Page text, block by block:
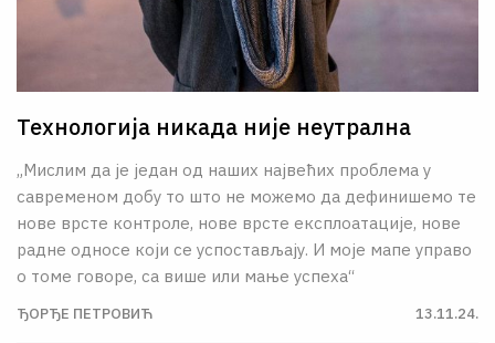
Технологија никада није неутрална
„Мислим да је један од наших највећих проблема у
савременом добу то што не можемо да дефинишемо те
нове врсте контроле, нове врсте експлоатације, нове
радне односе који се успостављају. И моје мапе управо
о томе говоре, са више или мање успеха“
ЂОРЂЕ ПЕТРОВИЋ 13.11.24.